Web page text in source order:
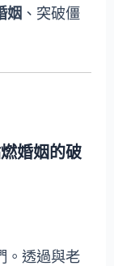
姻 、突破僵
婚姻的破
。透過與老